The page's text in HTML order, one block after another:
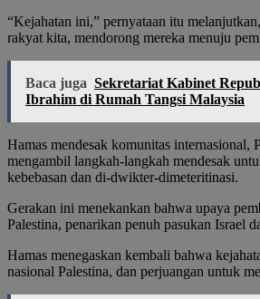
“Kejahatan ini,” pernyataan itu
rakyat kita, mendorong mereka menuju
Baca juga Sekretariat Kabinet
Ibrahim di Rumah Tangsi Malaysia
Hamas mendesak komunitas internasional,
mengambil langkah-langkah mendesak
kebebasan dan di-dwikter-dimeteritinasi.
Gerakan ini menekankan bahwa upaya
Palestina, penarikan penuh pasukan Israel
Hamas menegaskan kembali bahwa
nasional Palestina, dan perjuangan untuk